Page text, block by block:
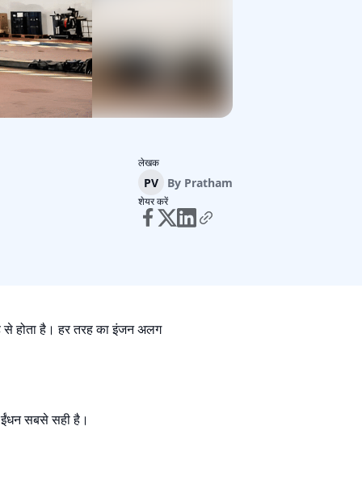
लेखक
PV By Pratham
शेयर करें
होता है। हर तरह का इंजन अलग
सबसे सही है।